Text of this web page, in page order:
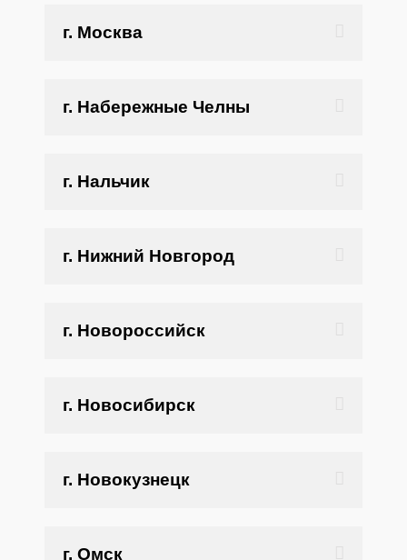
г. Москва
г. Набережные Челны
г. Нальчик
г. Нижний Новгород
г. Новороссийск
г. Новосибирск
г. Новокузнецк
г. Омск